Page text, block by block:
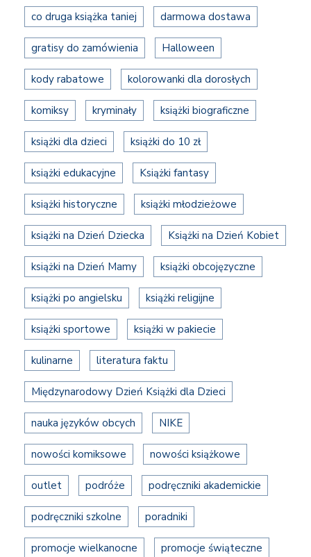
co druga książka taniej darmowa dostawa
gratisy do zamówienia Halloween
kody rabatowe kolorowanki dla dorosłych
komiksy kryminały książki biograficzne
książki dla dzieci książki do 10 zł
książki edukacyjne Książki fantasy
książki historyczne książki młodzieżowe
książki na Dzień Dziecka Książki na Dzień Kobiet
książki na Dzień Mamy książki obcojęzyczne
książki po angielsku książki religijne
książki sportowe książki w pakiecie
kulinarne literatura faktu
Międzynarodowy Dzień Książki dla Dzieci
nauka języków obcych NIKE
nowości komiksowe nowości książkowe
outlet podróże podręczniki akademickie
podręczniki szkolne poradniki
promocje wielkanocne promocje świąteczne